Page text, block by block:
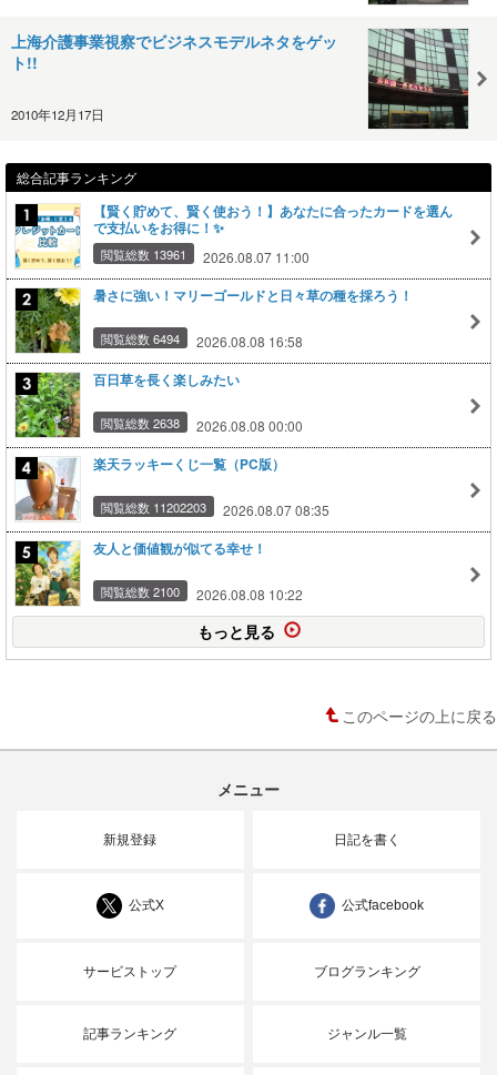
上海介護事業視察でビジネスモデルネタをゲッ
ト!!
2010年12月17日
総合記事ランキング
【賢く貯めて、賢く使おう！】あなたに合ったカードを選ん
で支払いをお得に！✨
閲覧総数 13961 2026.08.07 11:00
暑さに強い！マリーゴールドと日々草の種を採ろう！
閲覧総数 6494 2026.08.08 16:58
百日草を長く楽しみたい
閲覧総数 2638 2026.08.08 00:00
楽天ラッキーくじ一覧（PC版）
閲覧総数 11202203 2026.08.07 08:35
友人と価値観が似てる幸せ！
閲覧総数 2100 2026.08.08 10:22
もっと見る
このページの上に戻る
メニュー
新規登録 日記を書く
公式X 公式facebook
サービストップ ブログランキング
記事ランキング ジャンル一覧